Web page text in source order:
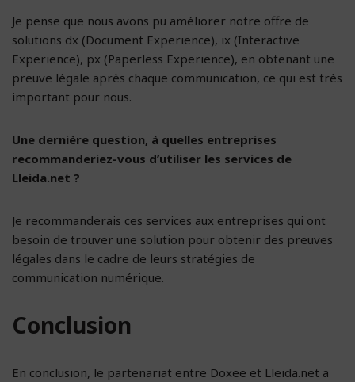
Je pense que nous avons pu améliorer notre offre de
solutions dx (Document Experience), ix (Interactive
Experience), px (Paperless Experience), en obtenant une
preuve légale après chaque communication, ce qui est très
important pour nous.
Une dernière question, à quelles entreprises
recommanderiez-vous d’utiliser les services de
Lleida.net ?
Je recommanderais ces services aux entreprises qui ont
besoin de trouver une solution pour obtenir des preuves
légales dans le cadre de leurs stratégies de
communication numérique.
Conclusion
En conclusion, le partenariat entre Doxee et Lleida.net a